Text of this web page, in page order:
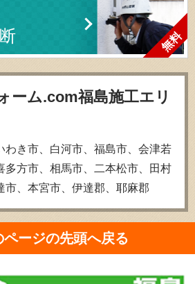
ーム.com福島施工エリ
わき市、白河市、福島市、会津若
多方市、相馬市、二本松市、田村
市、本宮市、伊達郡、耶麻郡
ページの先頭へ戻る